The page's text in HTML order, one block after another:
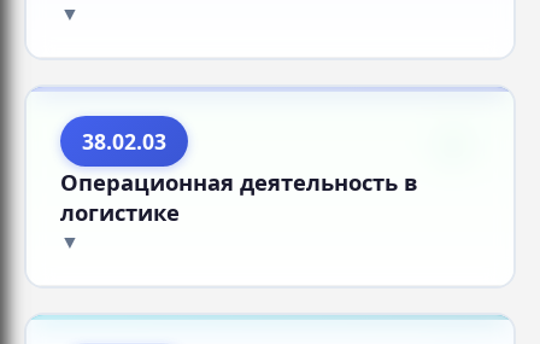
38.02.03
Операционная деятельность в
логистике